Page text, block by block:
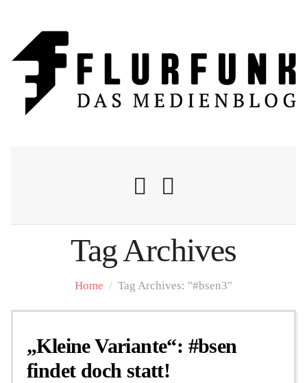
Nachrichten
Flurschelte
Personalien
Tag Archives
Home / Tag Archives: "#bsen3"
„Kleine Variante“: #bsen
findet doch statt!